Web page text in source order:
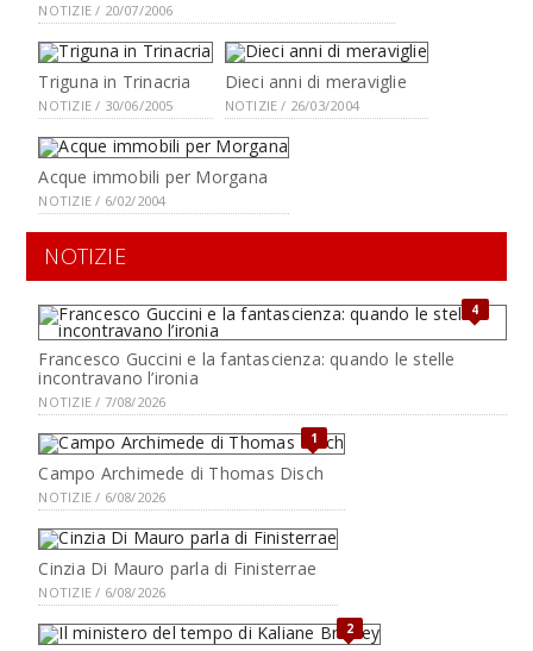
NOTIZIE / 20/07/2006
Triguna in Trinacria
NOTIZIE / 30/06/2005
Dieci anni di meraviglie
NOTIZIE / 26/03/2004
Acque immobili per Morgana
NOTIZIE / 6/02/2004
NOTIZIE
4
Francesco Guccini e la fantascienza: quando le stelle
incontravano l’ironia
NOTIZIE / 7/08/2026
1
Campo Archimede di Thomas Disch
NOTIZIE / 6/08/2026
Cinzia Di Mauro parla di Finisterrae
NOTIZIE / 6/08/2026
2